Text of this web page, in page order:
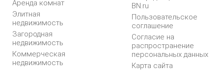
Аренда комнат
Элитная
недвижимость
Загородная
недвижимость
Коммерческая
недвижимость
BN.ru
Пользовательское
соглашение
Согласие на
распространение
персональных данных
Карта сайта